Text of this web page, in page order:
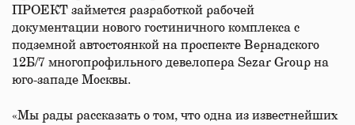
ПРОЕКТ займется разработкой рабочей
документации нового гостиничного комплекса с
подземной автостоянкой на проспекте Вернадского
12Б/7 многопрофильного девелопера Sezar Group на
юго-западе Москвы.
«Мы рады рассказать о том, что одна из известнейших